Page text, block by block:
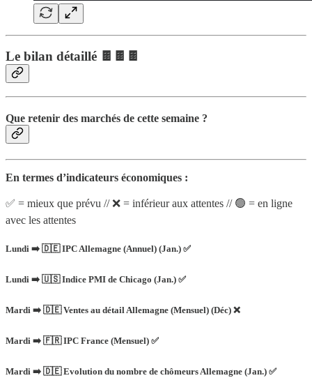
Le bilan détaillé 🍫🍫🍫
Que retenir des marchés de cette semaine ?
En termes d’indicateurs économiques :
✅ = mieux que prévu // ❌ = inférieur aux attentes // 🟢 = en ligne
avec les attentes
Lundi ➡️ 🇩🇪 IPC Allemagne (Annuel) (Jan.) ✅
Lundi ➡️ 🇺🇸 Indice PMI de Chicago (Jan.) ✅
Mardi ➡️ 🇩🇪 Ventes au détail Allemagne (Mensuel) (Déc) ❌
Mardi ➡️ 🇫🇷 IPC France (Mensuel) ✅
Mardi ➡️ 🇩🇪 Evolution du nombre de chômeurs Allemagne (Jan.) ✅